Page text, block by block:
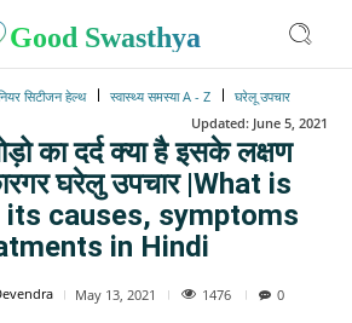
Good Swasthya
सिटीजन हेल्थ स्वास्थ्य समस्या A - Z
घरेलू उपचार
Updated: June 5, 2021
का दर्द क्या है इसके लक्षण
घरेलु उपचार |What is
causes, symptoms
in Hindi
May 13, 2021 1476 0